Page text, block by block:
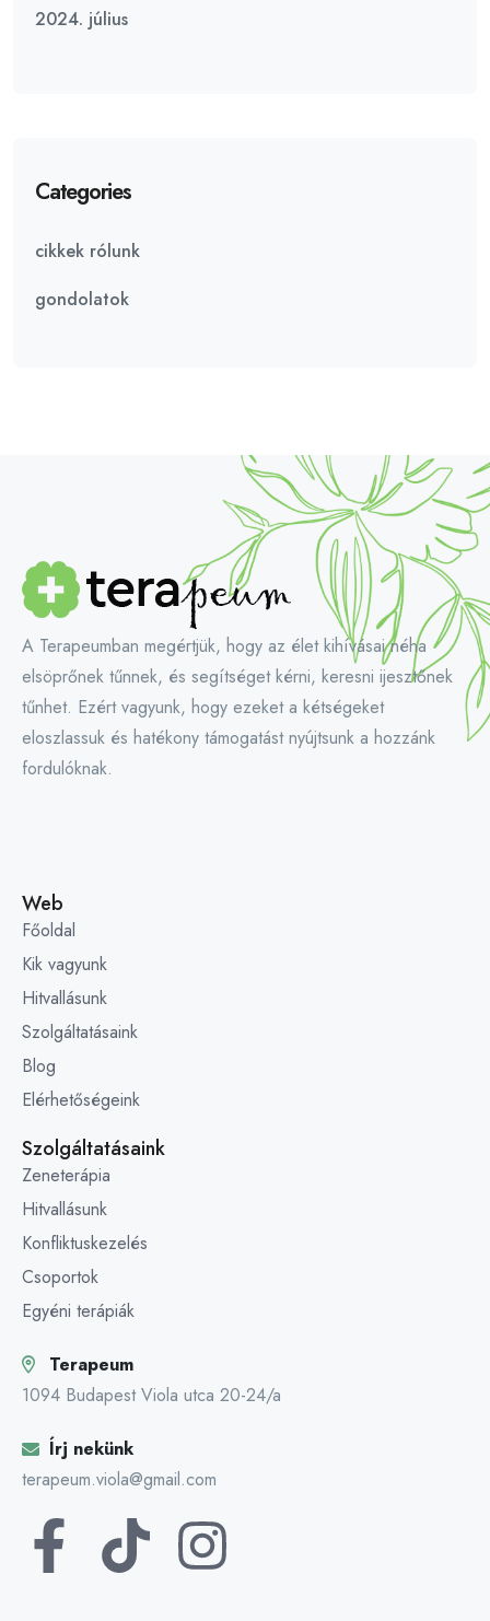
2024. július
Categories
cikkek rólunk
gondolatok
A Terapeumban megértjük, hogy az élet kihívásai néha
elsöprőnek tűnnek, és segítséget kérni, keresni ijesztőnek
tűnhet. Ezért vagyunk, hogy ezeket a kétségeket
eloszlassuk és hatékony támogatást nyújtsunk a hozzánk
fordulóknak.
Web
Főoldal
Kik vagyunk
Hitvallásunk
Szolgáltatásaink
Blog
Elérhetőségeink
Szolgáltatásaink
Zeneterápia
Hitvallásunk
Konfliktuskezelés
Csoportok
Egyéni terápiák
Terapeum
1094 Budapest Viola utca 20-24/a
Írj nekünk
terapeum.viola@gmail.com